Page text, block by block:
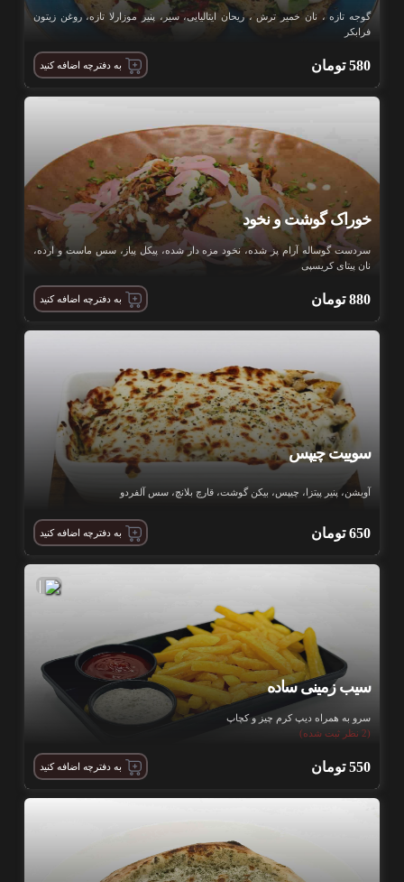
گوجه تازه ، نان خمیر ترش ، ریحان ایتالیایی، سیر، پنیر موزارلا تازه، روغن زیتون
فرابکر
580 تومان به دفترچه اضافه کنید
خوراک گوشت و نخود
سردست گوساله آرام پز شده، نخود مزه دار شده، پیکل پیاز، سس ماست و ارده،
نان پیتای کریسپی
880 تومان به دفترچه اضافه کنید
سوییت چیپس
آویشن، پنیر پیتزا، چیپس، بیکن گوشت، قارچ بلانچ، سس آلفردو
650 تومان به دفترچه اضافه کنید
|
سیب زمینی ساده
سرو به همراه دیپ کرم چیز و کچاپ
(2 نظر ثبت شده)
550 تومان به دفترچه اضافه کنید